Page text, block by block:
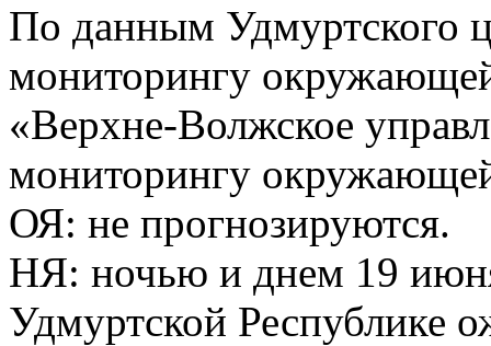
По данным Удмуртского
мониторингу
«Верхне-Волжское
мониторингу
ОЯ: не прогнозируются.
НЯ: ночью и днем 19
Удмуртской Республике